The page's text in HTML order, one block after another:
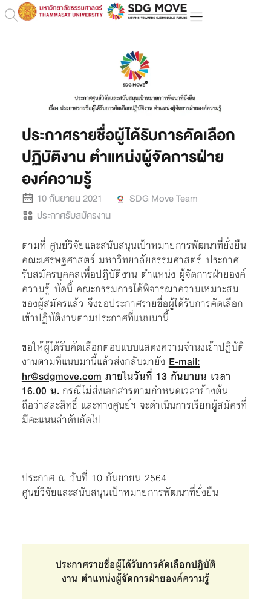
ประกาศรายชื่อผู้ได้รับการคัดเลือก
ปฏิบัติงาน ตำแหน่งผู้จัดการฝ่าย
องค์ความรู้
10 กันยายน 2021
SDG Move Team
ประกาศรับสมัครงาน
ตามที่ ศูนย์วิจัยและสนับสนุนเป้าหมายการพัฒนาที่ยั่งยืน
คณะเศรษฐศาสตร์ มหาวิทยาลัยธรรมศาสตร์ ประกาศ
รับสมัครบุคคลเพื่อปฏิบัติงาน ตำแหน่ง ผู้จัดการฝ่ายองค์
ความรู้ บัดนี้ คณะกรรมการได้พิจารณาความเหมาะสม
ของผู้สมัครแล้ว จึงขอประกาศรายชื่อผู้ได้รับการคัดเลือก
เข้าปฏิบัติงานตามประกาศที่แนบมานี้
ขอให้ผู้ได้รับคัดเลือกตอบแบบแสดงความจำนงเข้าปฏิบัติ
งานตามที่แนบมานี้แล้วส่งกลับมายังE-mail:
hr@sdgmove.com ภายในวันที่ 13 กันยายน เวลา
16.00 น. กรณีไม่ส่งเอกสารตามกำหนดเวลาข้างต้น
ถือว่าสละสิทธิ์ และทางศูนย์ฯ จะดำเนินการเรียกผู้สมัครที่
มีคะแนนลำดับถัดไป
ประกาศ ณ วันที่ 10 กันยายน 2564
ศูนย์วิจัยและสนับสนุนเป้าหมายการพัฒนาที่ยั่งยืน
ประกาศรายชื่อผู้ได้รับการคัดเลือกปฏิบัติ
งาน ตำแหน่งผู้จัดการฝ่ายองค์ความรู้